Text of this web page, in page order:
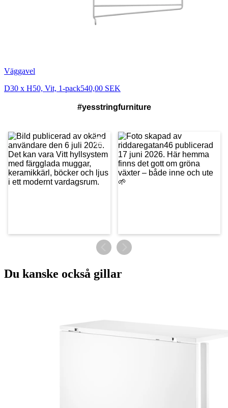
Väggavel
D30 x H50, Vit, 1-pack540,00 SEK
#yesstringfurniture
Du kanske också gillar